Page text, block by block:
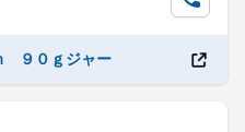
９０ｇジャー